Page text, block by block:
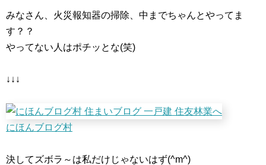
みなさん、火災報知器の掃除、中までちゃんとやってま
す？？
やってない人はポチッとな(笑)
↓↓↓
にほんブログ村
決してズボラ～は私だけじゃないはず(^m^)